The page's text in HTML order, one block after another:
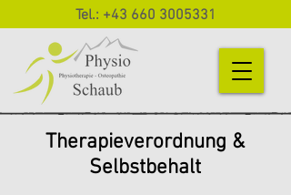
Tel.: +43 660 3005331
Therapieverordnung &
Selbstbehalt